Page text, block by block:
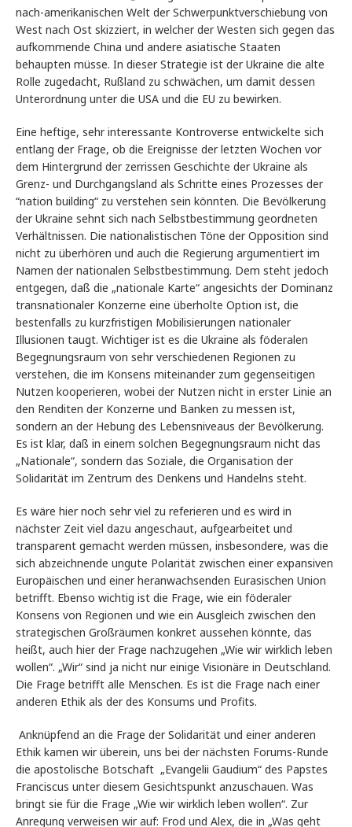
nach-amerikanischen Welt der Schwerpunktverschiebung von
West nach Ost skizziert, in welcher der Westen sich gegen das
aufkommende China und andere asiatische Staaten
behaupten müsse. In dieser Strategie ist der Ukraine die alte
Rolle zugedacht, Rußland zu schwächen, um damit dessen
Unterordnung unter die USA und die EU zu bewirken.
Eine heftige, sehr interessante Kontroverse entwickelte sich
entlang der Frage, ob die Ereignisse der letzten Wochen vor
dem Hintergrund der zerrissen Geschichte der Ukraine als
Grenz- und Durchgangsland als Schritte eines Prozesses der
“nation building“ zu verstehen sein könnten. Die Bevölkerung
der Ukraine sehnt sich nach Selbstbestimmung geordneten
Verhältnissen. Die nationalistischen Töne der Opposition sind
nicht zu überhören und auch die Regierung argumentiert im
Namen der nationalen Selbstbestimmung. Dem steht jedoch
entgegen, daß die „nationale Karte“ angesichts der Dominanz
transnationaler Konzerne eine überholte Option ist, die
bestenfalls zu kurzfristigen Mobilisierungen nationaler
Illusionen taugt. Wichtiger ist es die Ukraine als föderalen
Begegnungsraum von sehr verschiedenen Regionen zu
verstehen, die im Konsens miteinander zum gegenseitigen
Nutzen kooperieren, wobei der Nutzen nicht in erster Linie an
den Renditen der Konzerne und Banken zu messen ist,
sondern an der Hebung des Lebensniveaus der Bevölkerung.
Es ist klar, daß in einem solchen Begegnungsraum nicht das
„Nationale“, sondern das Soziale, die Organisation der
Solidarität im Zentrum des Denkens und Handelns steht.
Es wäre hier noch sehr viel zu referieren und es wird in
nächster Zeit viel dazu angeschaut, aufgearbeitet und
transparent gemacht werden müssen, insbesondere, was die
sich abzeichnende ungute Polarität zwischen einer expansiven
Europäischen und einer heranwachsenden Eurasischen Union
betrifft. Ebenso wichtig ist die Frage, wie ein föderaler
Konsens von Regionen und wie ein Ausgleich zwischen den
strategischen Großräumen konkret aussehen könnte, das
heißt, auch hier der Frage nachzugehen „Wie wir wirklich leben
wollen“. „Wir“ sind ja nicht nur einige Visionäre in Deutschland.
Die Frage betrifft alle Menschen. Es ist die Frage nach einer
anderen Ethik als der des Konsums und Profits.
Anknüpfend an die Frage der Solidarität und einer anderen
Ethik kamen wir überein, uns bei der nächsten Forums-Runde
die apostolische Botschaft „Evangelii Gaudium“ des Papstes
Franciscus unter diesem Gesichtspunkt anzuschauen. Was
bringt sie für die Frage „Wie wir wirklich leben wollen“. Zur
Anregung verweisen wir auf: Frod und Alex, die in „Was geht